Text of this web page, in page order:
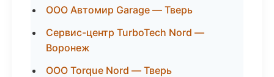
ООО Автомир Garage — Тверь
Сервис-центр TurboTech Nord —
Воронеж
ООО Torque Nord — Тверь